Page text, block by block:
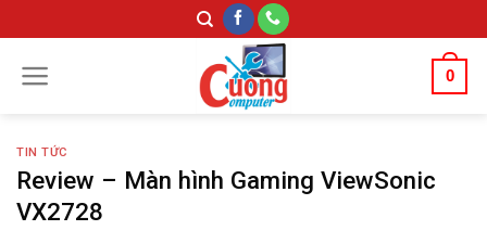
to
content
0
TIN TỨC
Review – Màn hình Gaming ViewSonic
VX2728